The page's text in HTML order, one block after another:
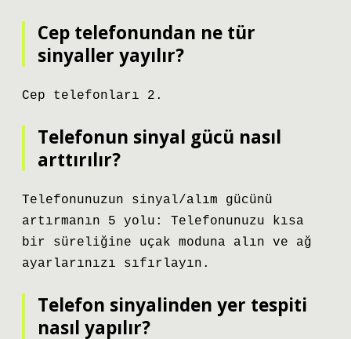
Cep telefonundan ne tür
sinyaller yayılır?
Cep telefonları 2.
Telefonun sinyal gücü nasıl
arttırılır?
Telefonunuzun sinyal/alım gücünü
artırmanın 5 yolu: Telefonunuzu kısa
bir süreliğine uçak moduna alın ve ağ
ayarlarınızı sıfırlayın.
Telefon sinyalinden yer tespiti
nasıl yapılır?